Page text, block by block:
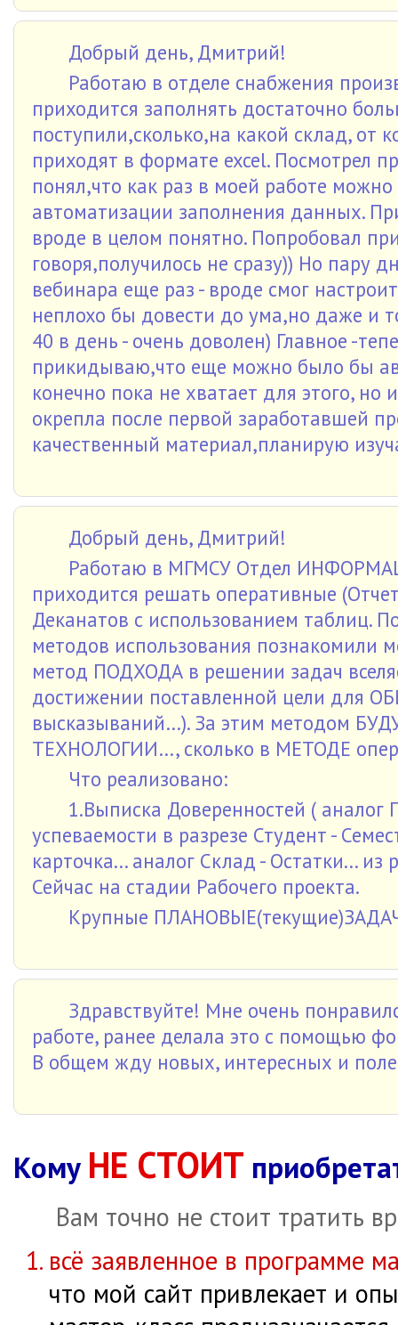
Добрый день, Дмитрий!
Работаю в отделе снабжения
приходится заполнять достаточно
поступили,сколько,на какой склад, от
приходят в формате excel. Посмотрел
понял,что как раз в моей работе
автоматизации заполнения данных.
вроде в целом понятно. Попробовал
говоря,получилось не сразу)) Но пару
вебинара еще раз - вроде смог
неплохо бы довести до ума,но даже и
40 в день - очень доволен) Главное -
прикидываю,что еще можно было бы
конечно пока не хватает для этого, но
окрепла после первой заработавшей
качественный материал,планирую
Добрый день, Дмитрий!
Работаю в МГМСУ Отдел
приходится решать оперативные
Деканатов с использованием таблиц.
методов использования
метод ПОДХОДА в решении задач
достижении поставленной цели для
высказываний…). За этим методом
ТЕХНОЛОГИИ…, сколько в МЕТОДЕ
Что реализовано:
1.Выписка Доверенностей (
успеваемости в разрезе Студент -
карточка... аналог Склад - Остатки...
Сейчас на стадии Рабочего проекта.
Крупные
Здравствуйте! Мне очень
работе, ранее делала это с помощью
В общем жду новых, интересных и
Кому НЕ СТОИТ
Вам точно не стоит тратить
всё заявленное в программе
что мой сайт привлекает и